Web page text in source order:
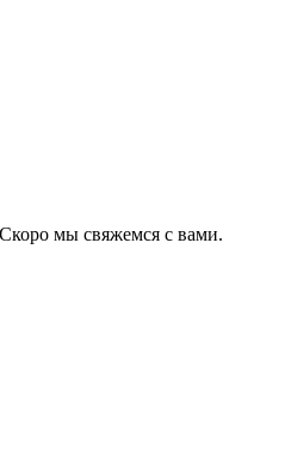
мы свяжемся с вами.